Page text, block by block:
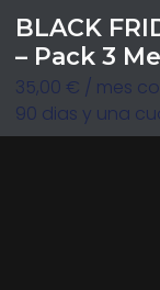
BLACK
– Pack 3
35,00 € / mes
90 dias y una